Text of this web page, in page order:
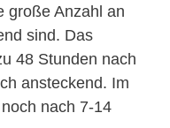
große Anzahl an
sind. Das
48 Stunden nach
ansteckend. Im
nach 7-14